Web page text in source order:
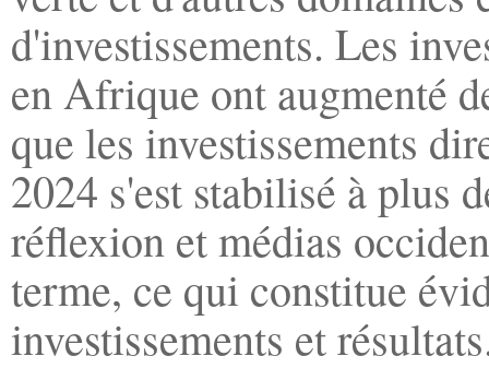
d'investissements. Les
en Afrique ont augmenté
que les investissements
2024 s'est stabilisé à plus
réflexion et médias
terme, ce qui constitue
investissements et